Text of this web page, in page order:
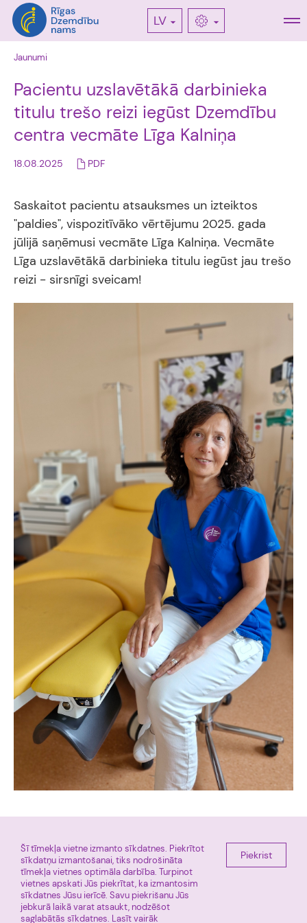
Šī tīmekļa vietne izmanto sīkdatnes. Piekrītot
sīkdatņu izmantošanai, tiks nodrošināta
tīmekļa vietnes optimāla darbība. Turpinot
vietnes apskati Jūs piekrītat, ka izmantosim
sīkdatnes Jūsu ierīcē. Savu piekrišanu Jūs
jebkurā laikā varat atsaukt, nodzēšot
saglabātās sīkdatnes. Lasīt vairāk
Piekrist
LV
Jaunumi
Pacientu uzslavētākā darbinieka
titulu trešo reizi iegūst Dzemdību
centra vecmāte Līga Kalniņa
18.08.2025 PDF
Saskaitot pacientu atsauksmes un izteiktos
"paldies", vispozitīvāko vērtējumu 2025. gada
jūlijā saņēmusi vecmāte Līga Kalniņa. Vecmāte
Līga uzslavētākā darbinieka titulu iegūst jau trešo
reizi - sirsnīgi sveicam!
E-pieraksts
Miera iela 45, Rīga, LV 1013
+ 371 67011225
Facebook
Tūre